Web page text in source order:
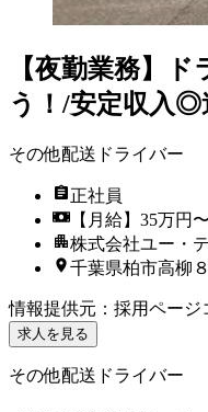
【夜勤業務】
う！/安定収入◎
その他配送ドライバー
正社員
【月給】35万円〜
株式会社ユー・
千葉県柏市高柳
情報提供元 ： 採用ページ
求人を見る
その他配送ドライバー